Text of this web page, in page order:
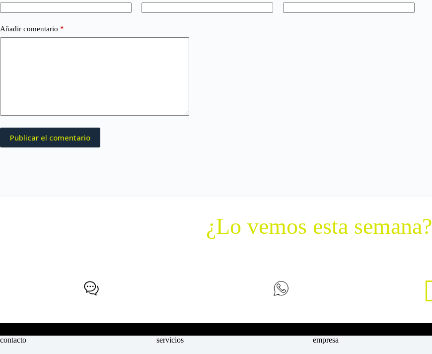
Añadir comentario *
Publicar el comentario
¿Lo vemos esta semana?
contacto servicios empresa